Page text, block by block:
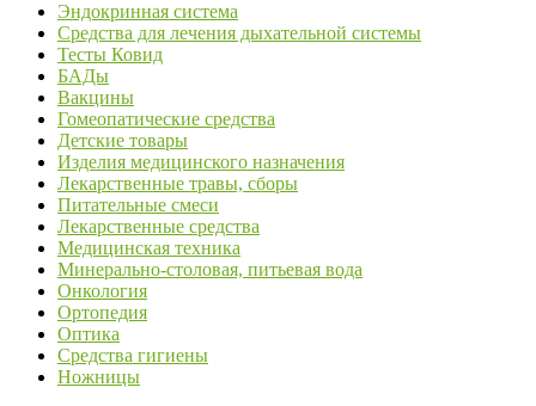
Эндокринная система
Средства для лечения дыхательной системы
Тесты Ковид
БАДы
Вакцины
Гомеопатические средства
Детские товары
Изделия медицинского назначения
Лекарственные травы, сборы
Питательные смеси
Лекарственные средства
Медицинская техника
Минерально-столовая, питьевая вода
Онкология
Ортопедия
Оптика
Средства гигиены
Ножницы